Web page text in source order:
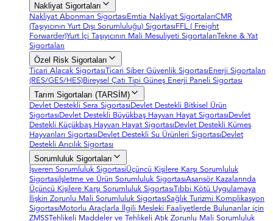
Nakliyat Sigortaları
Nakliyat Abonman Sigortası Emtia Nakliyat SigortalarıCMR
(Taşıyıcının Yurt Dışı Sorumluluğu) Sigortası FFL ( Freight
Forwarder)Yurt İçi Taşıyıcının Mali Mesuliyeti SigortalarıTekne & Yat
Sigortaları
Özel Risk Sigortaları
Ticari Alacak SigortasıTicari Siber Güvenlik Sigortası Enerji Sigortaları
(RES/GES/HES)Bireysel Çatı Tipi Güneş Enerji Paneli Sigortası
Tarım Sigortaları (TARSİM)
Devlet Destekli Sera Sigortası Devlet Destekli Bitkisel Ürün
Sigortası Devlet Destekli Büyükbaş Hayvan Hayat Sigortası Devlet
Destekli Küçükbaş Hayvan Hayat Sigortası Devlet Destekli Kümes
Hayvanları Sigortası Devlet Destekli Su Ürünleri Sigortası Devlet
Destekli Arıcılık Sigortası
Sorumluluk Sigortaları
İşveren Sorumluluk SigortasiÜçüncü Kişilere Karşı Sorumluluk
Sigortasi İşletme ve Ürün Sorumluluk SigortasıAsansör Kazalarında
Üçüncü Kişilere Karşı Sorumluluk SigortasıTıbbi Kötü Uygulamaya
İlişkin Zorunlu Mali Sorumluluk SigortasıSağlık Turizmi Komplikasyon
Sigortası Motorlu Araçlarla İlgili Mesleki Faaliyetlerde Bulunanlar için
ZMSSTehlikeli Maddeler ve Tehlikeli Atık Zorunlu Mali Sorumluluk